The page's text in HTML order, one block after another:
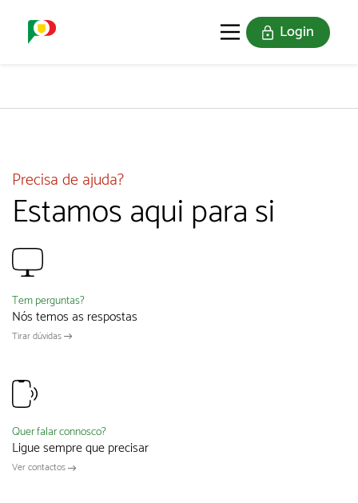
Login
Precisa de ajuda?
Estamos aqui para si
Tem perguntas?
Nós temos as respostas
Tirar dúvidas
Quer falar connosco?
Ligue sempre que precisar
Ver contactos